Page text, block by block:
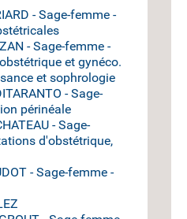
- Sage-femme -
- Sage-femme -
et gynéco.
et sophrologie
- Sage-
périnéale
- Sage-
d'obstétrique,
- Sage-femme -